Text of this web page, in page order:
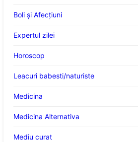
Boli și Afecțiuni
Expertul zilei
Horoscop
Leacuri babesti/naturiste
Medicina
Medicina Alternativa
Mediu curat